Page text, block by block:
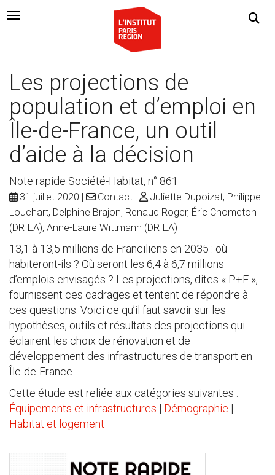
Navigation Toggle
Les projections de
population et d’emploi en
Île-de-France, un outil
d’aide à la décision
Note rapide Société-Habitat, n° 861
31 juillet 2020 Contact
Juliette Dupoizat, Philippe
Louchart, Delphine Brajon, Renaud Roger, Éric Chometon
(DRIEA), Anne-Laure Wittmann (DRIEA)
13,1 à 13,5 millions de Franciliens en 2035 : où
habiteront-ils ? Où seront les 6,4 à 6,7 millions
d’emplois envisagés ? Les projections, dites « P+E »,
fournissent ces cadrages et tentent de répondre à
ces questions. Voici ce qu’il faut savoir sur les
hypothèses, outils et résultats des projections qui
éclairent les choix de rénovation et de
développement des infrastructures de transport en
Île-de-France.
Cette étude est reliée aux catégories suivantes :
Équipements et infrastructures | Démographie |
Habitat et logement